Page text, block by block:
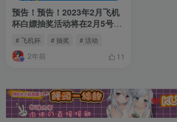
预告！预告！2023年2月飞机
杯白嫖抽奖活动将在2月5号开
# 飞机杯 # 抽奖 # 活动
2年前 11